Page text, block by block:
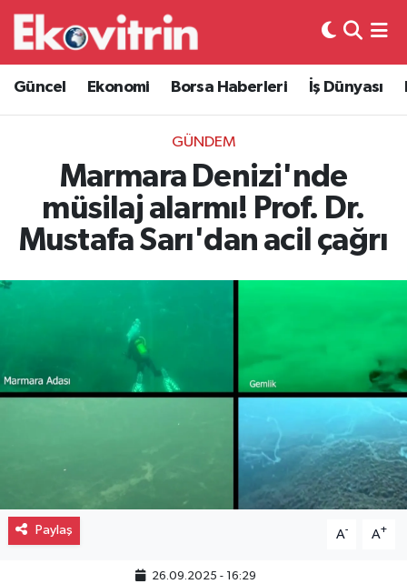
Güncel Ekonomi Borsa Haberleri İş Dünyası
GÜNDEM
Marmara Denizi'nde
müsilaj alarmı! Prof. Dr.
Mustafa Sarı'dan acil çağrı
Paylaş A- A+
26.09.2025 - 16:29
Güncel
Ekonomi
Borsa Haberleri
İş Dünyası
Lojistik
Magazin
Eğitim
Hava Durumu
Trafik Durumu
Süper Lig Puan Durumu ve Fikstür
Tüm Manşetler
Son Dakika Haberleri